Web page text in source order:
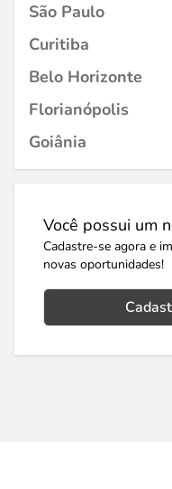
São Paulo
Curitiba
Belo Horizonte
Florianópolis
Goiânia
Você possui um
Cadastre-se agora e
novas oportunidades!